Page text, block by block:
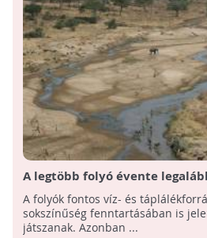
A legtöbb folyó évente
kiszárad
A folyók fontos víz- és
sokszínűség fenntartásában is
játszanak. Azonban ...